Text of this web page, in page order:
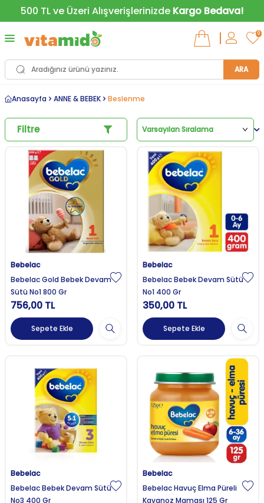
500 TL ve Üzeri Alışverişlerinizde Kargo Bedava!
ARA
0
Anasayfa ANNE & BEBEK Beslenme
Filtre
Bebelac
Bebelac Gold Bebek Devam
Sütü No1 800 Gr
756,00 TL
Sepete Ekle
Bebelac
Bebelac Bebek Devam Sütü
No1 400 Gr
350,00 TL
Sepete Ekle
Bebelac
Bebelac Bebek Devam Sütü
No3 400 Gr
Bebelac
Bebelac Havuç Elma Püreli
Kavanoz Maması 125 Gr